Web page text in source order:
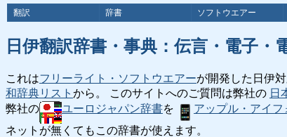
翻訳 辞書 ソフトウエアー
日伊翻訳辞書・事典：伝言・電子
これはフリーライト・ソフトウエアーが開発した日伊
和辞典リスト から。 このサイトへのご質問は弊社の 日
弊社の
ユーロジャパン辞書を アップル・アイフ
ネットが無くてもこの辞書が使えます。